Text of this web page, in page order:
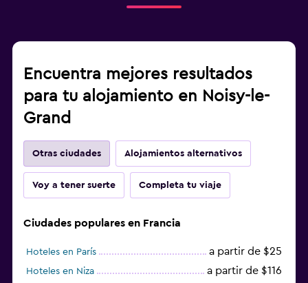
Encuentra mejores resultados
para tu alojamiento en Noisy-le-
Grand
Otras ciudades Alojamientos alternativos
Voy a tener suerte Completa tu viaje
Ciudades populares en Francia
Hoteles en París a partir de $25
Hoteles en Niza a partir de $116